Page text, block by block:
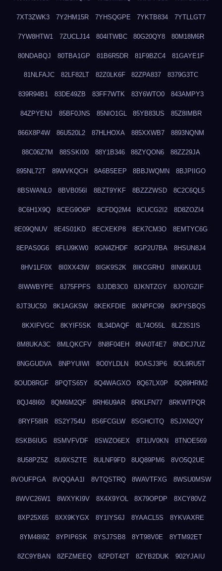
7XT3ZWK3 7Y2HM15R 7YHSQGPE 7YKTB834 7YTLLGT7
7YW8HTW1 7ZUCLJ14 804ITWBC 80G20QY8 80M18M6R
80NDABQJ 80TBA1GP 81B6R5DR 81F9BZC4 81GAYE1F
81NLFAJC 82LF82LT 82Z0LK6F 82ZPA837 8379G3TC
839R94B1 83DE49ZB 83FF7WTK 83Y6WTO0 843AMPY3
84ZPYENJ 85BF0JNS 85NIO1GL 85YB83US 85Z8IMBR
866X8P4W 86U520L2 87HLHOXA 885XXWB7 8893NQNM
88C06Z7M 88SSKI00 88Y1B346 88ZYQON6 88ZZ29JA
895NL72T 89WVKQCH 8A6B5EEP 8BBJWQMN 8BJPIIGO
8BSWANL0 8BVB056I 8BZT9YKF 8BZZZWSD 8C2C6QL5
8C6H1X9Q 8CEG9O6P 8CFDQ2M4 8CUCG2I2 8D8ZOZI4
8E09QNUV 8E4S01KD 8ECXEKP8 8EK7CM3O 8EMTYC6G
8EPAS0G6 8FLU9KW0 8GN4ZHDF 8GP2U7BA 8HSUN8J4
8HV1LF0X 8I0XX43W 8IGK9S2K 8IKCGRHJ 8IN6KUU1
8IWWBYPE 8J75FPFS 8JJDB3C0 8JKNTZGY 8JO7GZIF
8JT3UC50 8K1AGK5W 8KEKFDIE 8KNPFC99 8KPYSBQS
8KXIFVGC 8KYIF5SK 8L34DAQF 8L74O55L 8LZ3S1IS
8M8UKA3C 8MLQKCFV 8N8F04EH 8NA0T4E7 8NDCJ7UZ
8NGGUDVA 8NPYUIWI 8O0YLDLN 8OASJ3P6 8OL9RU5T
8OUD8RGF 8PQTS65Y 8Q4WAGXO 8Q67LX0P 8Q89HRM2
8QJ48I60 8QM6M2QF 8RH6U9AR 8RKLFN77 8RKWTPQR
8RYF58IR 8S2Y754U 8S6FCGLW 8SGHCITQ 8SJXN2QY
8SKB6IUG 8SMVFVDF 8SWZO6EX 8T1UV0KN 8TNOE569
8U58PZ5Z 8U9XSZTE 8ULNF9FD 8UQ89PM6 8VO5Q2UE
8VOUFPGA 8VQQAA1I 8VTQSTRQ 8WAVTFXG 8WSU0MSW
8WVC26W1 8WXYKI9V 8X4X9YOL 8X79OPDP 8XCY80VZ
8XP25X65 8XX9KYGX 8Y1IYS6J 8YAACL5S 8YKVAXRE
8YM48I9Z 8YPIP6SK 8YSJ7SB8 8YT98V0E 8YTM92ET
8ZC9YBAN 8ZFZMEEQ 8ZPDT42T 8ZYB2DUK 902YJAIU